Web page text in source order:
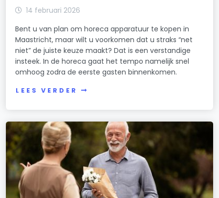
14 februari 2026
Bent u van plan om horeca apparatuur te kopen in
Maastricht, maar wilt u voorkomen dat u straks “net
niet” de juiste keuze maakt? Dat is een verstandige
insteek. In de horeca gaat het tempo namelijk snel
omhoog zodra de eerste gasten binnenkomen.
LEES VERDER